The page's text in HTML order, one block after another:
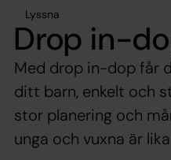
Lyssna
Drop in-
Med drop in-dop får
ditt barn, enkelt och
stor planering och
unga och vuxna är